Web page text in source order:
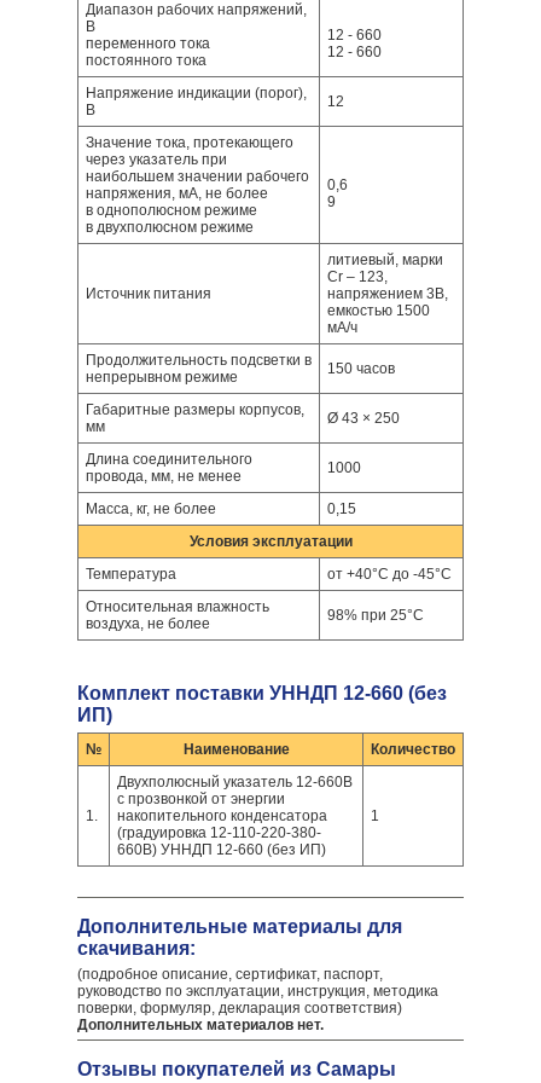
Диапазон рабочих напряжений,
В
переменного тока
постоянного тока
12 - 660
12 - 660
Напряжение индикации (порог),
В
12
Значение тока, протекающего
через указатель при
наибольшем значении рабочего
напряжения, мА, не более
в однополюсном режиме
в двухполюсном режиме
0,6
9
Источник питания
литиевый, марки
Сr – 123,
напряжением 3В,
емкостью 1500
мА/ч
Продолжительность подсветки в
непрерывном режиме
150 часов
Габаритные размеры корпусов,
мм
Ø 43 × 250
Длина соединительного
провода, мм, не менее
1000
Масса, кг, не более
0,15
Условия эксплуатации
Температура
от +40°С до -45°С
Относительная влажность
воздуха, не более
98% при 25°С
Комплект поставки УННДП 12-660 (без
ИП)
№ Наименование Количество
1.
Двухполюсный указатель 12-660В
с прозвонкой от энергии
накопительного конденсатора
(градуировка 12-110-220-380-
660В) УННДП 12-660 (без ИП)
1
Дополнительные материалы для
скачивания:
(подробное описание, сертификат, паспорт,
руководство по эксплуатации, инструкция, методика
поверки, формуляр, декларация соответствия)
Дополнительных материалов нет.
Отзывы покупателей из Самары